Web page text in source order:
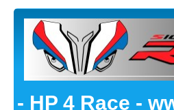
- HP 4 Race -